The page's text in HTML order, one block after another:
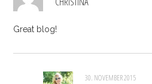
Great blog!
30. NOVEMBER 2015